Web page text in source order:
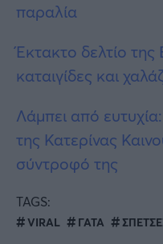
παραλία
Έκτακτο δελτίο
καταιγίδες και
Λάμπει από
της Κατερίνας
σύντροφό της
TAGS:
VIRAL ΓΑΤΑ